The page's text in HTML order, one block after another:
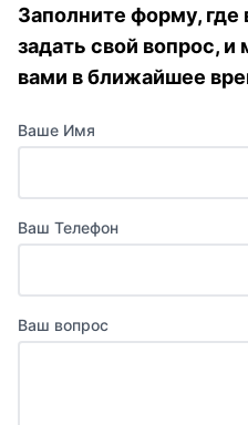
Заполните форму,
задать свой вопрос,
вами в ближайшее
Ваше Имя
Ваш Телефон
Ваш вопрос